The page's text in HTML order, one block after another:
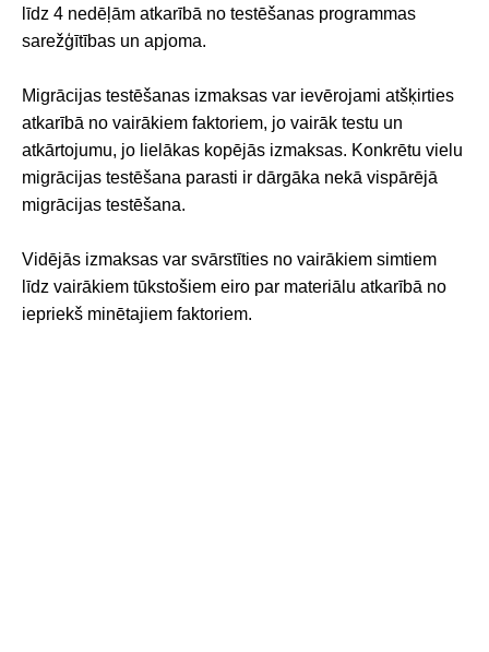
līdz 4 nedēļām atkarībā no testēšanas programmas
sarežģītības un apjoma.
Migrācijas testēšanas izmaksas var ievērojami atšķirties
atkarībā no vairākiem faktoriem, jo vairāk testu un
atkārtojumu, jo lielākas kopējās izmaksas. Konkrētu vielu
migrācijas testēšana parasti ir dārgāka nekā vispārējā
migrācijas testēšana.
Vidējās izmaksas var svārstīties no vairākiem simtiem
līdz vairākiem tūkstošiem eiro par materiālu atkarībā no
iepriekš minētajiem faktoriem.